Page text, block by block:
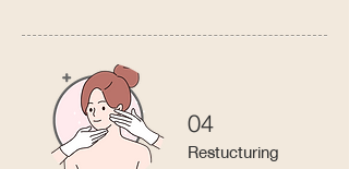
04
Restucturing